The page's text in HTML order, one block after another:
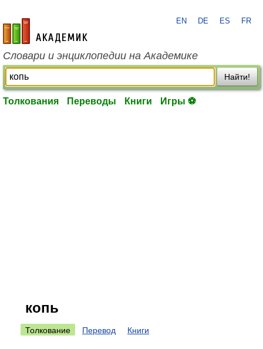
academic.ru
EN DE ES FR
Словари и энциклопедии на Академике
Найти!
Толкования Переводы Книги Игры ⚽
копь
Толкование Перевод Книги